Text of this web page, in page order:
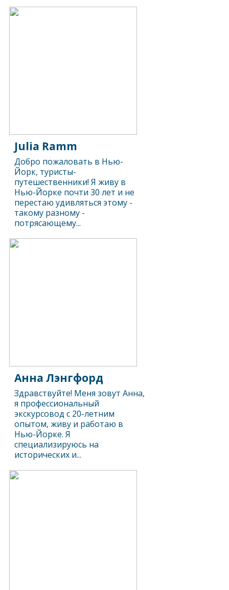
Julia Ramm
Добро пожаловать в Нью-
Йорк, туристы-
путешественники! Я живу в
Нью-Йорке почти 30 лет и не
перестаю удивляться этому -
такому разному -
потрясающему...
Анна Лэнгфорд
Здравствуйте! Меня зовут Анна,
я профессиональный
экскурсовод с 20-летним
опытом, живу и работаю в
Нью-Йорке. Я
специализируюсь на
исторических и...